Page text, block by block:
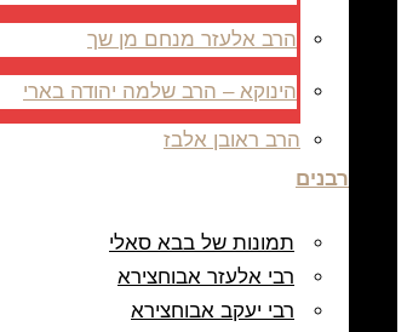
הרב אלעזר מנחם מן שך
הינוקא – הרב שלמה יהודה בארי
הרב ראובן אלבז
רבנים
תמונות של בבא סאלי
רבי אלעזר אבוחצירא
רבי יעקב אבוחצירא